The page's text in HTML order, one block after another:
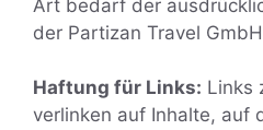
Art bedarf der
der Partizan Travel
Haftung für Links: Links
verlinken auf Inhalte, auf